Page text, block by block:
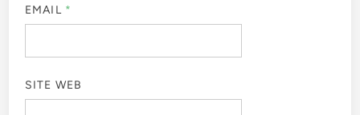
EMAIL *
SITE WEB